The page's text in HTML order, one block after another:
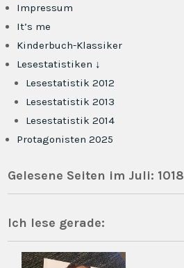
Impressum
It’s me
Kinderbuch-Klassiker
Lesestatistiken ↓
Lesestatistik 2012
Lesestatistik 2013
Lesestatistik 2014
Protagonisten 2025
Gelesene Seiten im Juli: 1018
Ich lese gerade: